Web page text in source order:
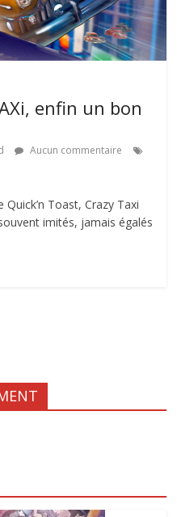
enfin un bon
Aucun commentaire
Toast, Crazy Taxi
imités, jamais égalés